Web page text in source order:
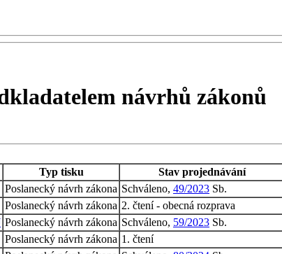
návrhů zákonů
Typ tisku
Stav projednávání
Poslanecký návrh zákona Schváleno, 49/2023 Sb.
Poslanecký návrh zákona 2. čtení - obecná rozprava
Poslanecký návrh zákona Schváleno, 59/2023 Sb.
Poslanecký návrh zákona 1. čtení